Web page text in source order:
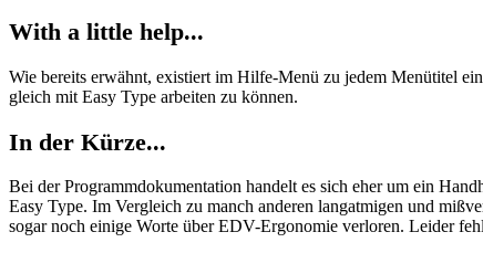
With a little help...
Wie bereits erwähnt, existiert im Hilfe-Menü zu jedem Menütitel
gleich mit Easy Type arbeiten zu können.
In der Kürze...
Bei der Programmdokumentation handelt es sich eher um ein
Easy Type. Im Vergleich zu manch anderen langatmigen und
sogar noch einige Worte über EDV-Ergonomie verloren. Leider